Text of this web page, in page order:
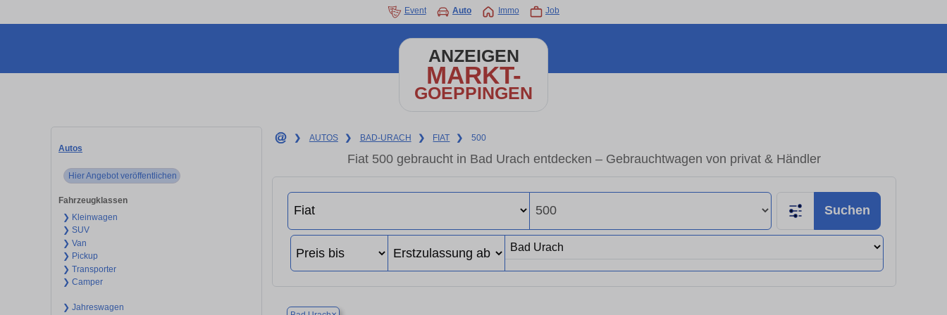
Event Auto Immo Job
ANZEIGEN
MARKT-
GOEPPINGEN
Autos
Hier Angebot veröffentlichen
Fahrzeugklassen
❯ Kleinwagen
❯ SUV
❯ Van
❯ Pickup
❯ Transporter
❯ Camper
❯ Jahreswagen
❯ AUTOS ❯ BAD-URACH ❯ FIAT ❯ 500
Fiat 500 gebraucht in Bad Urach entdecken – Gebrauchtwagen von privat & Händler
Suchen